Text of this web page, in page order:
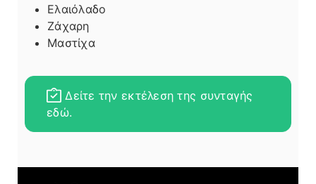
Ελαιόλαδο
Ζάχαρη
Μαστίχα
Δείτε την εκτέλεση της συνταγής
εδώ.